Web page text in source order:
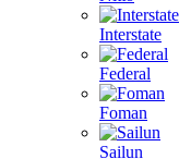
Interstate
Federal
Foman
Sailun